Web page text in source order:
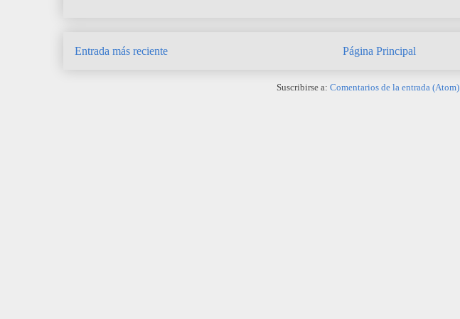
Entrada más reciente Página Principal
Suscribirse a: Comentarios de la entrada (Atom)